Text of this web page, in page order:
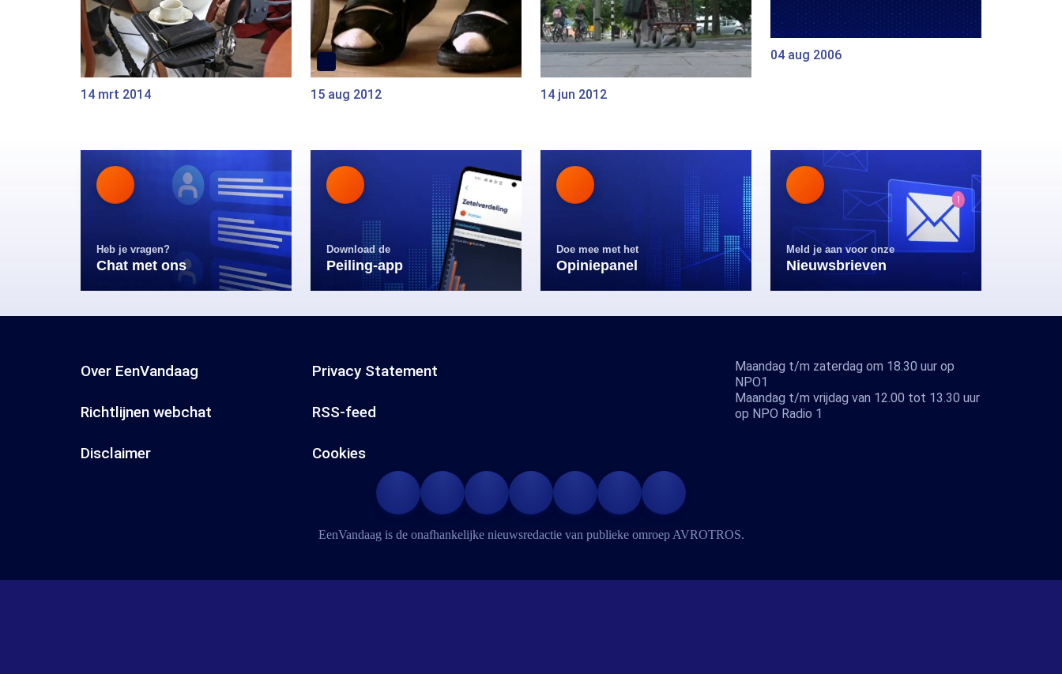
14 mrt 2014 15 aug 2012 14 jun 2012
04 aug 2006
Heb je vragen?
Chat met ons
Download de
Peiling-app
Doe mee met het
Opiniepanel
Meld je aan voor onze
Nieuwsbrieven
Over EenVandaag Privacy Statement
Richtlijnen webchat RSS-feed
Disclaimer Cookies
Maandag t/m zaterdag om 18.30 uur op
NPO1
Maandag t/m vrijdag van 12.00 tot 13.30 uur
op NPO Radio 1
EenVandaag is de onafhankelijke nieuwsredactie van publieke omroep AVROTROS.